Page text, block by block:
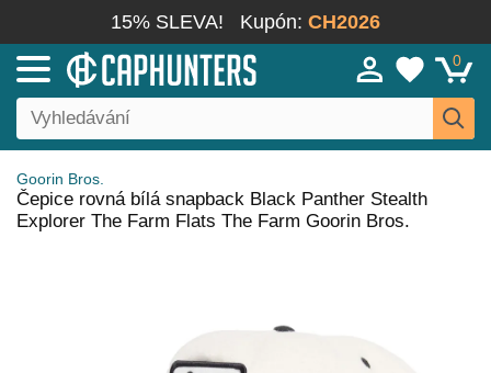
15% SLEVA! Kupón: CH2026
0
Goorin Bros.
Čepice rovná bílá snapback Black Panther Stealth
Explorer The Farm Flats The Farm Goorin Bros.